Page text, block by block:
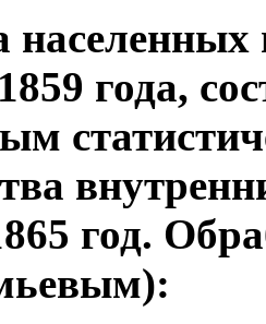
населенных
года,
год.